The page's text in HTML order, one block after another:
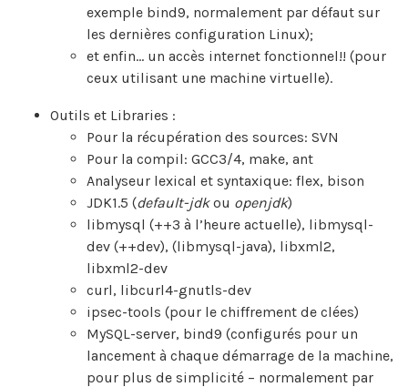
exemple bind9, normalement par défaut sur
les dernières configuration Linux);
et enfin… un accès internet fonctionnel!! (pour
ceux utilisant une machine virtuelle).
Outils et Libraries :
Pour la récupération des sources: SVN
Pour la compil: GCC3/4, make, ant
Analyseur lexical et syntaxique: flex, bison
JDK1.5 (default-jdkou openjdk)
libmysql (++3 à l’heure actuelle), libmysql-
dev (++dev), (libmysql-java), libxml2,
libxml2-dev
curl, libcurl4-gnutls-dev
ipsec-tools (pour le chiffrement de clées)
MySQL-server, bind9 (configurés pour un
lancement à chaque démarrage de la machine,
pour plus de simplicité – normalement par